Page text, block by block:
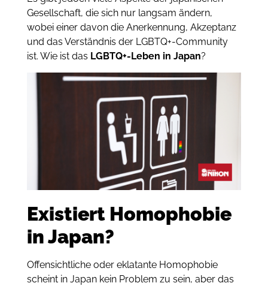
Gesellschaft, die sich nur langsam ändern,
wobei einer davon die Anerkennung, Akzeptanz
und das Verständnis der LGBTQ+-Community
ist. Wie ist das LGBTQ+-Leben in Japan?
Existiert Homophobie
in Japan?
Offensichtliche oder eklatante Homophobie
scheint in Japan kein Problem zu sein, aber das